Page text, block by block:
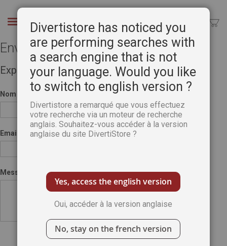
Chercher
Envoyer à un ami
Expéditeur
Nom
Email
Message
Divertistore has noticed you
are performing searches with
a search engine that is not
your language. Would you like
to switch to english version ?
Divertistore a remarqué que vous effectuez
votre recherche via un moteur de recherche
anglais. Souhaitez-vous accéder à la version
anglaise du site DivertiStore ?
Yes, access the english version
Oui, accéder à la version anglaise
No, stay on the french version